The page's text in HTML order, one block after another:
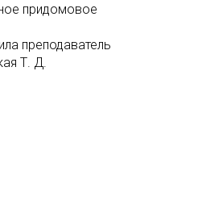
придомовое
преподаватель
Т. Д.